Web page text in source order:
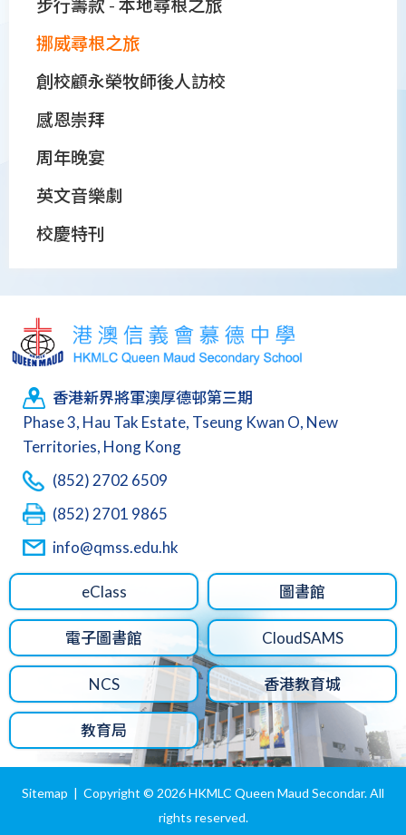
步行籌款 - 本地尋根之旅
挪威尋根之旅
創校顧永榮牧師後人訪校
感恩崇拜
周年晚宴
英文音樂劇
校慶特刊
香港新界將軍澳厚德邨第三期
Phase 3, Hau Tak Estate, Tseung Kwan O, New
Territories, Hong Kong
(852) 2702 6509
(852) 2701 9865
info@qmss.edu.hk
eClass 圖書館
電子圖書館 CloudSAMS
NCS 香港教育城
教育局
Sitemap | Copyright © 2026 HKMLC Queen Maud Secondar. All
rights reserved.